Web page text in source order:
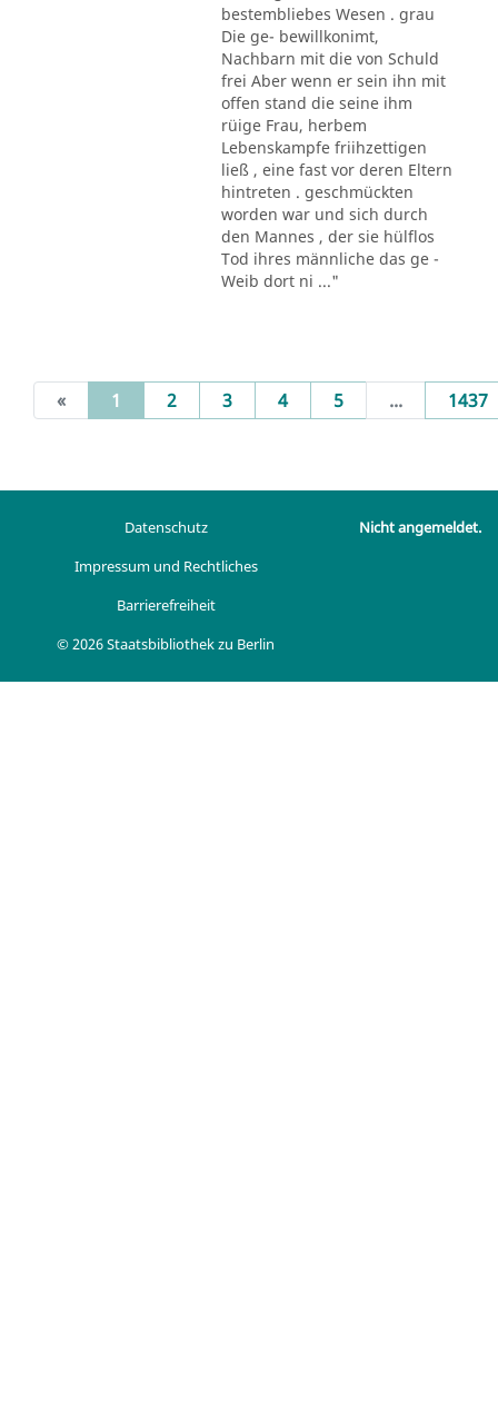
bestembliebes Wesen . grau
Die ge- bewillkonimt,
Nachbarn mit die von Schuld
frei Aber wenn er sein ihn mit
offen stand die seine ihm
rüige Frau, herbem
Lebenskampfe friihzettigen
ließ , eine fast vor deren Eltern
hintreten . geschmückten
worden war und sich durch
den Mannes , der sie hülflos
Tod ihres männliche das ge -
Weib dort ni ..."
« 1 (current)
2 3 4 5 ... 1437
Datenschutz
Impressum und Rechtliches
Barrierefreiheit
© 2026 Staatsbibliothek zu Berlin
Nicht angemeldet.